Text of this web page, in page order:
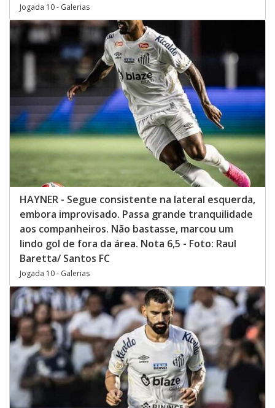
Jogada 10 - Galerias
HAYNER - Segue consistente na lateral esquerda,
embora improvisado. Passa grande tranquilidade
aos companheiros. Não bastasse, marcou um
lindo gol de fora da área. Nota 6,5 - Foto: Raul
Baretta/ Santos FC
Jogada 10 - Galerias